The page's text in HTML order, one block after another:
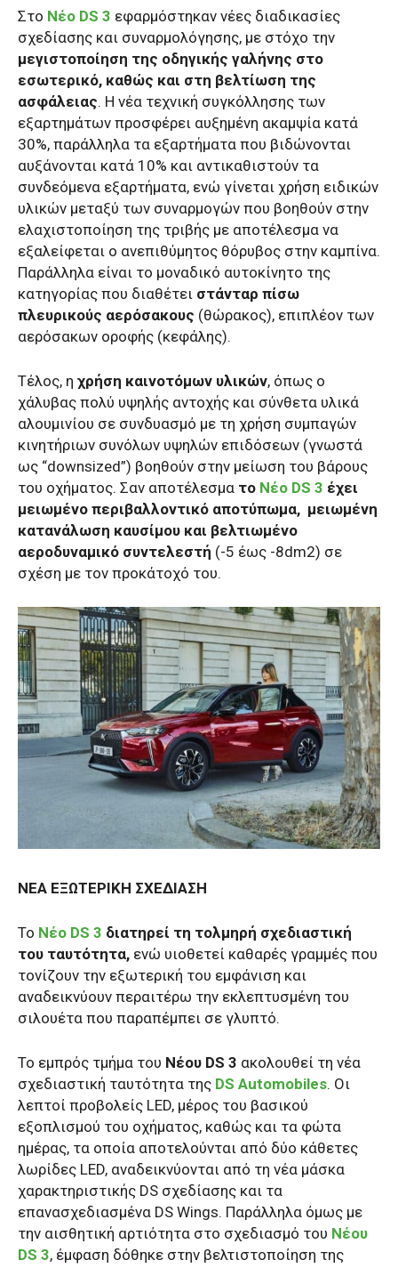
Στο Νέο DS 3 εφαρμόστηκαν νέες διαδικασίες
σχεδίασης και συναρμολόγησης, με στόχο την
μεγιστοποίηση της οδηγικής γαλήνης στο
εσωτερικό, καθώς και στη βελτίωση της
ασφάλειας. Η νέα τεχνική συγκόλλησης των
εξαρτημάτων προσφέρει αυξημένη ακαμψία κατά
30%, παράλληλα τα εξαρτήματα που βιδώνονται
αυξάνονται κατά 10% και αντικαθιστούν τα
συνδεόμενα εξαρτήματα, ενώ γίνεται χρήση ειδικών
υλικών μεταξύ των συναρμογών που βοηθούν στην
ελαχιστοποίηση της τριβής με αποτέλεσμα να
εξαλείφεται ο ανεπιθύμητος θόρυβος στην καμπίνα.
Παράλληλα είναι το μοναδικό αυτοκίνητο της
κατηγορίας που διαθέτει στάνταρ πίσω
πλευρικούς αερόσακους (θώρακος), επιπλέον των
αερόσακων οροφής (κεφάλης).
Τέλος, η χρήση καινοτόμων υλικών, όπως ο
χάλυβας πολύ υψηλής αντοχής και σύνθετα υλικά
αλουμινίου σε συνδυασμό με τη χρήση συμπαγών
κινητήριων συνόλων υψηλών επιδόσεων (γνωστά
ως “downsized”) βοηθούν στην μείωση του βάρους
του οχήματος. Σαν αποτέλεσμα το Nέο DS 3 έχει
μειωμένο περιβαλλοντικό αποτύπωμα, μειωμένη
κατανάλωση καυσίμου και βελτιωμένο
αεροδυναμικό συντελεστή (-5 έως -8dm2) σε
σχέση με τον προκάτοχό του.
ΝΕΑ ΕΞΩΤΕΡΙΚΗ ΣΧΕΔΙΑΣΗ
Το Νέο DS 3 διατηρεί τη τολμηρή σχεδιαστική
του ταυτότητα, ενώ υιοθετεί καθαρές γραμμές που
τονίζουν την εξωτερική του εμφάνιση και
αναδεικνύουν περαιτέρω την εκλεπτυσμένη του
σιλουέτα που παραπέμπει σε γλυπτό.
Το εμπρός τμήμα του Νέου DS 3 ακολουθεί τη νέα
σχεδιαστική ταυτότητα της DS Automobiles. Οι
λεπτοί προβολείς LED, μέρος του βασικού
εξοπλισμού του οχήματος, καθώς και τα φώτα
ημέρας, τα οποία αποτελούνται από δύο κάθετες
λωρίδες LED, αναδεικνύονται από τη νέα μάσκα
χαρακτηριστικής DS σχεδίασης και τα
επανασχεδιασμένα DS Wings. Παράλληλα όμως με
την αισθητική αρτιότητα στο σχεδιασμό του Νέου
DS 3, έμφαση δόθηκε στην βελτιστοποίηση της